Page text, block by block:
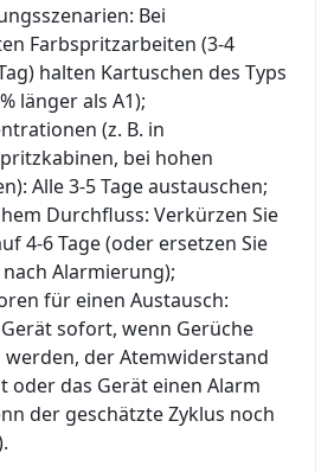
Bei
Farbspritzarbeiten (3-4
halten Kartuschen des Typs
länger als A1);
(z. B. in
bei hohen
Alle 3-5 Tage austauschen;
Durchfluss: Verkürzen Sie
4-6 Tage (oder ersetzen Sie
Alarmierung);
für einen Austausch:
sofort, wenn Gerüche
der Atemwiderstand
oder das Gerät einen Alarm
der geschätzte Zyklus noch